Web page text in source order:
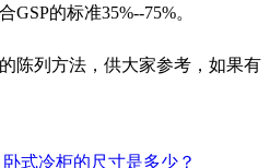
的标准35%--75%。
陈列方法，供大家参考，如果有
卧式冷柜的尺寸是多少？